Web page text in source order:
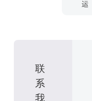
运
联
系
我